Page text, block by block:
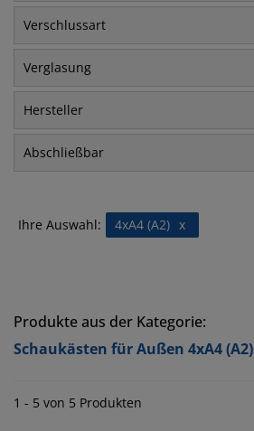
Verschlussart
Verglasung
Hersteller
Abschließbar
Ihre Auswahl: x
4xA4 (A2)
Produkte aus der Kategorie:
Schaukästen für Außen 4xA4 (A2)
1 - 5 von 5 Produkten